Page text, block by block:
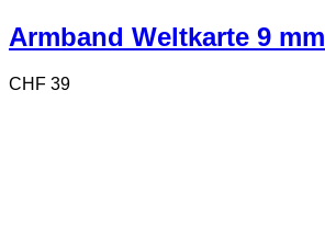
Armband Weltkarte 9 mm
CHF 39